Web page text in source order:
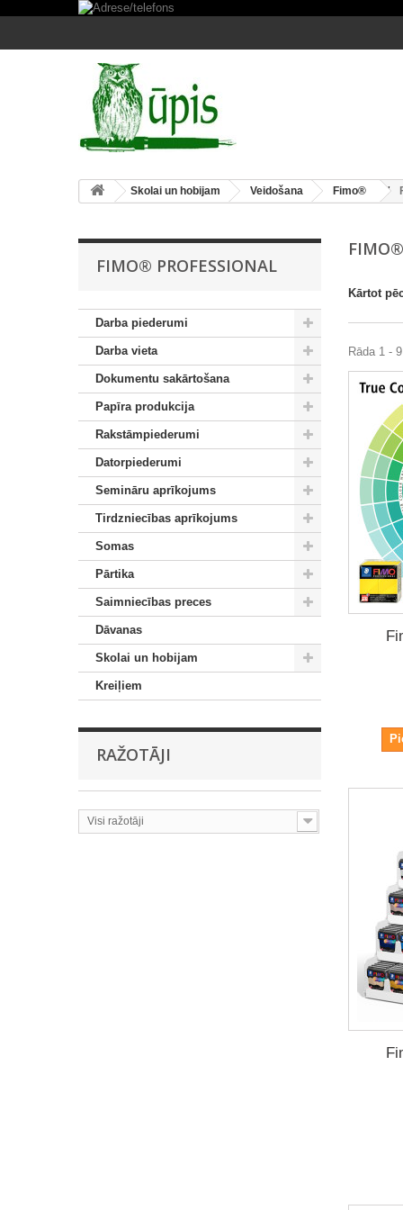
Skolai un hobijam Veidošana Fimo®
FIMO® PROFESSIONAL
Darba piederumi
Darba vieta
Dokumentu sakārtošana
Papīra produkcija
Rakstāmpiederumi
Datorpiederumi
Semināru aprīkojums
Tirdzniecības aprīkojums
Somas
Pārtika
Saimniecības preces
Dāvanas
Skolai un hobijam
Kreiļiem
RAŽOTĀJI
Visi ražotāji
Kārtot
Rāda 1 -